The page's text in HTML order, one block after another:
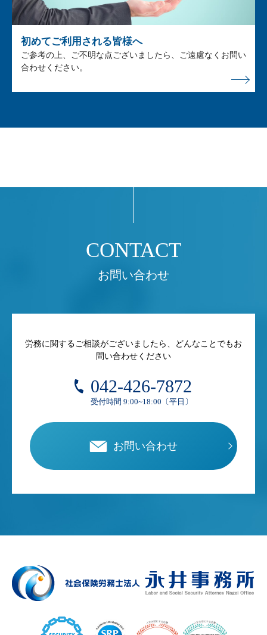
初めてご利用される皆様へ
ご参考の上、ご不明な点ございましたら、ご遠慮なくお問い
合わせください。
お問い合わせ
労務に関するご相談がございましたら、どんなことでもお
問い合わせください
042-426-7872
受付時間 9:00~18:00〔平日〕
お問い合わせ